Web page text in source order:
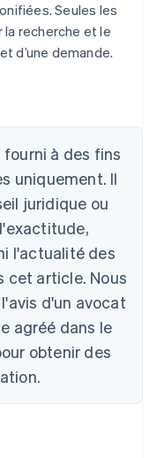
Seules les
recherche et le
d’une demande.
à des fins
uniquement. Il
juridique ou
l'actualité des
cet article. Nous
d'un avocat
agréé dans le
obtenir des